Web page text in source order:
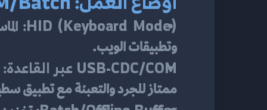
HID (Keyboard Mode):
وتطبيقات الويب.
USB-CDC/COM عبر القاعدة:
ممتاز للجرد والتعبئة مع تطبيق